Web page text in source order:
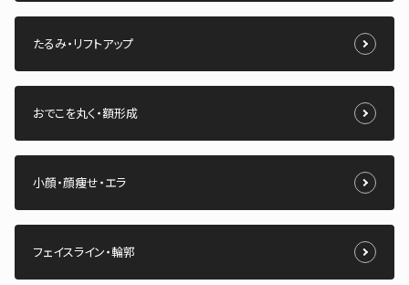
たるみ・リフトアップ
おでこを丸く・額形成
小顔・顔痩せ・エラ
フェイスライン・輪郭